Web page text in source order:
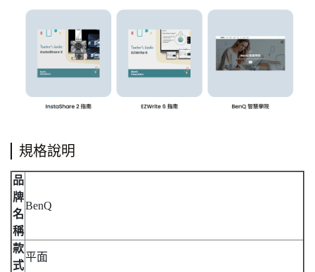
規格說明
品
牌
名
稱
BenQ
款
式
平面